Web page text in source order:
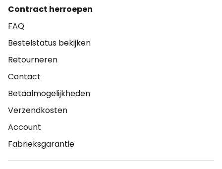
Contract herroepen
FAQ
Bestelstatus bekijken
Retourneren
Contact
Betaalmogelijkheden
Verzendkosten
Account
Fabrieksgarantie